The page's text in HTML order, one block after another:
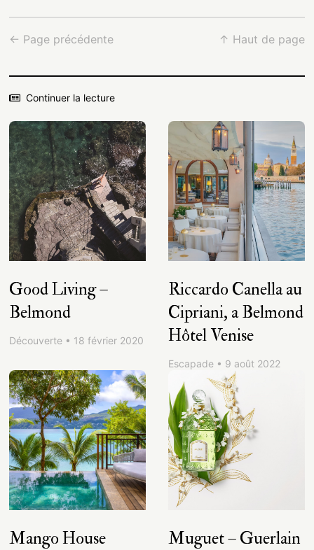
← Page précédente ↑ Haut de page
Continuer la lecture
Good Living –
Belmond
Découverte • 18 février 2020
Riccardo Canella au
Cipriani, a Belmond
Hôtel Venise
Escapade • 9 août 2022
Mango House
Muguet – Guerlain